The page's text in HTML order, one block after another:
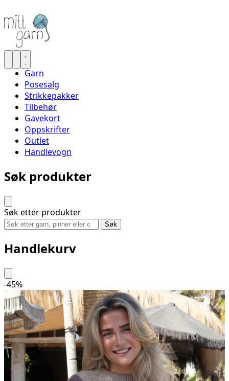
Garn
Posesalg
Strikkepakker
Tilbehør
Gavekort
Oppskrifter
Outlet
Handlevogn
Søk produkter
Søk etter produkter
Søk
Handlekurv
-45%